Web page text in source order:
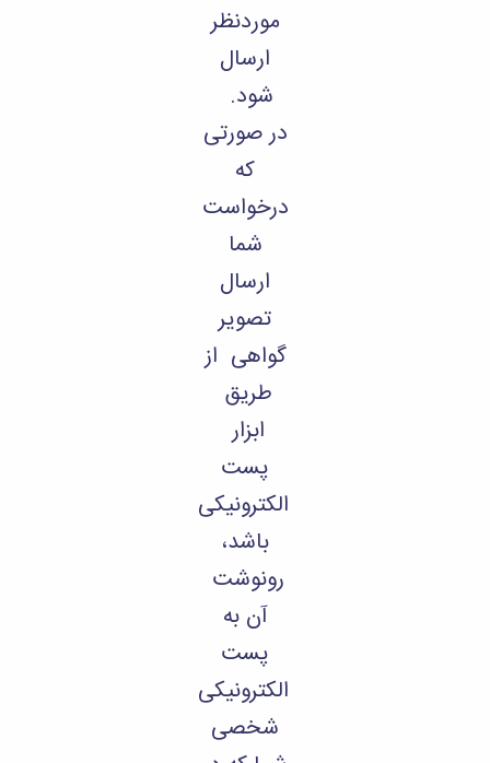
موردنظر
ارسال
شود.
در صورتی
درخواست
شما
ارسال
تصویر
گواهی از
طریق
ابزار
پست
الکترونیکی
باشد،
رونوشت
آن به
پست
الکترونیکی
شخصی